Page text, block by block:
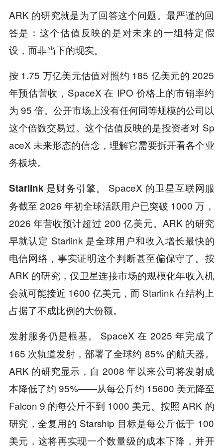
ARK 的研究就是为了回答这个问题。最严谨的回
答是：这个估值反映的是对未来的一组特定假
设，而非当下的现实。
按 1.75 万亿美元估值对照约 185 亿美元的 2025
年预估营收，SpaceX 在 IPO 价格上的市销率约
为 95 倍。公开市场上没有任何同等规模的公司以
这个倍数交易过。这个估值反映的是投资者对 Sp
aceX 未来形态的信念，理解它需要拆开看各个业
务板块。
Starlink 是财务引擎。
SpaceX 的卫星互联网服
务截至 2026 年初全球活跃用户已突破 1000 万，
2026 年营收预计超过 200 亿美元。ARK 的研究
早就认定 Starlink 是全球用户和收入增长最快的
电信网络，事实证明这个判断甚至偏保守了。按
ARK 的研究，仅卫星连接市场的规模化年收入机
会就可能接近 1600 亿美元，而 Starlink 在结构上
占据了不成比例的大份额。
发射服务仍是根基。
SpaceX 在 2025 年完成了
165 次轨道发射，部署了全球约 85% 的航天器。
ARK 的研究显示，自 2008 年以来公司将发射成
本降低了约 95%——从每公斤约 15600 美元降至
Falcon 9 的每公斤不到 1000 美元。按照 ARK 的
研究，全复用的 Starship 目标是每公斤低于 100
美元，这将再实现一个数量级的成本下降，并开